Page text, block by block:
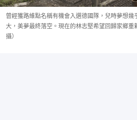
曾經獲路維點名稱有機會入選德國隊，兒時夢想幾
大，美夢最終落空。現在的林志堅希望回歸家鄉重
攝）